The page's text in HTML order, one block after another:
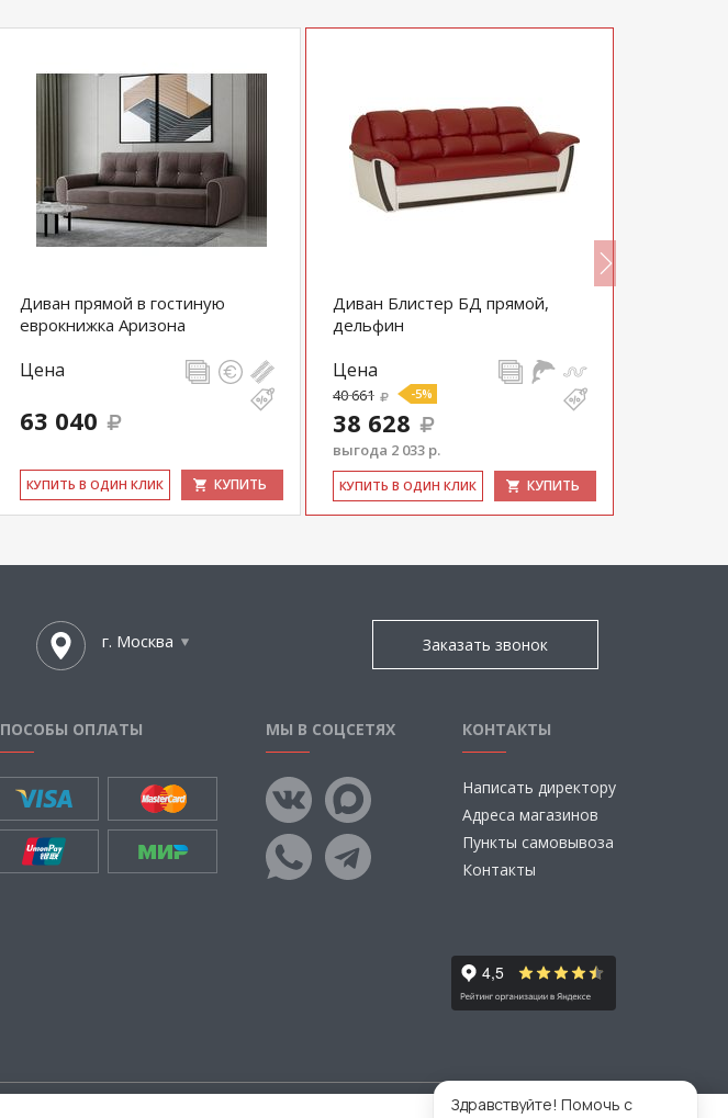
Диван прямой в гостиную
еврокнижка Аризона
Цена
63 040
КУ­ПИТЬ В ОДИН КЛИК КУПИТЬ
Диван Блистер БД прямой,
дельфин
Цена
40 661 -5%
38 628
выгода 2 033 р.
КУ­ПИТЬ В ОДИН КЛИК КУПИТЬ
г. Москва Заказать звонок
ОПЛАТЫ МЫ В СОЦСЕТЯХ КОНТАКТЫ
Написать директору
Адреса магазинов
Пункты самовывоза
Контакты
Здравствуйте! Помочь с